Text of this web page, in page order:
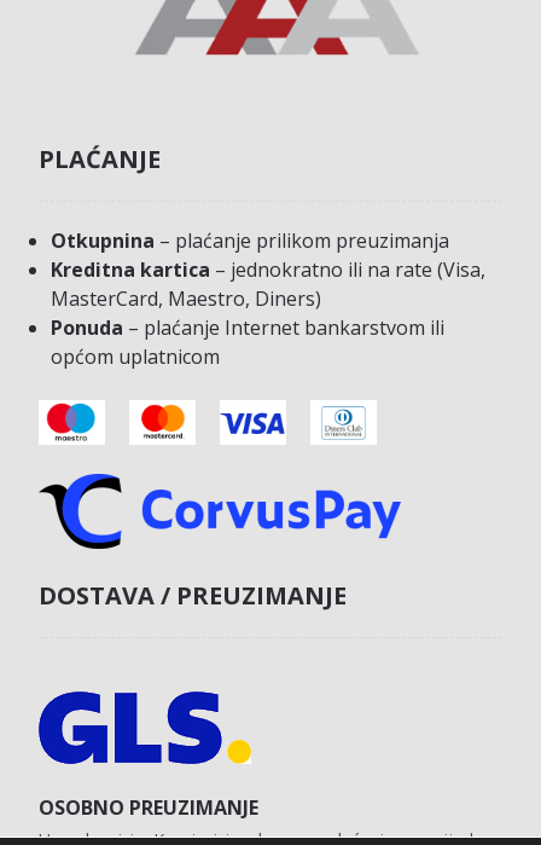
PLAĆANJE
Otkupnina – plaćanje prilikom preuzimanja
Kreditna kartica – jednokratno ili na rate (Visa,
MasterCard, Maestro, Diners)
Ponuda – plaćanje Internet bankarstvom ili
općom uplatnicom
DOSTAVA / PREUZIMANJE
OSOBNO PREUZIMANJE
U poslovnici u Koprivnici s obvezom plaćanja unaprijed